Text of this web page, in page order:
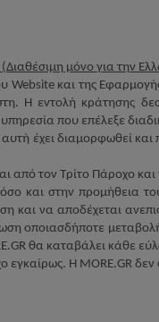
μόνο για την
Websiteκαι της
Η εντολή κράτησης
που επέλεξε
έχει διαμορφωθεί και
από τον Τρίτο Πάροχο και
και στην προμήθεια
και να αποδέχεται
οποιασδήποτε
.GR θα καταβάλει κάθε
εγκαίρως. Η MORE.GR δεν